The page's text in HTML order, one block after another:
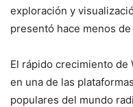
exploración y
presentó hace menos de
El rápido crecimiento de
en una de las
populares del mundo